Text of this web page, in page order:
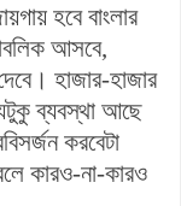
হবে বাংলার
আসবে,
হাজার-হাজার
ব্যবস্থা আছে
করবেটা
কারও-না-কারও